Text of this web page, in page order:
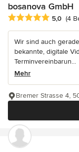
bosanova GmbH
Durchschnittliche
5,0 (4
Wir sind auch
bekannte, digitale
Terminvereinbarun...
Mehr
Bremer Strasse 4,